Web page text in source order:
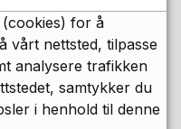
skal være
skal ikke
elever som
være så omfattende
i
for å
vårt nettsted, tilpasse
analysere trafikken
samtykker du
i henhold til denne